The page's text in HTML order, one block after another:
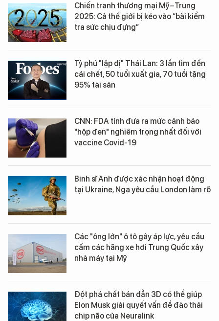
Chiến tranh thương mại Mỹ–Trung
2025: Cả thế giới bị kéo vào “bài kiểm
tra sức chịu đựng”
Tỷ phú "lập dị" Thái Lan: 3 lần tìm đến
cái chết, 50 tuổi xuất gia, 70 tuổi tặng
95% tài sản
CNN: FDA tính đưa ra mức cảnh báo
"hộp đen" nghiêm trọng nhất đối với
vaccine Covid-19
Binh sĩ Anh được xác nhận hoạt động
tại Ukraine, Nga yêu cầu London làm rõ
Các "ông lớn" ô tô gây áp lực, yêu cầu
cấm các hãng xe hơi Trung Quốc xây
nhà máy tại Mỹ
Đột phá chất bán dẫn 3D có thể giúp
Elon Musk giải quyết vấn đề đào thải
chip não của Neuralink